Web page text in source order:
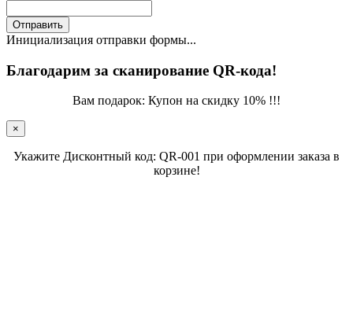
Отправить
Инициализация отправки формы...
Благодарим за сканирование QR-кода!
Вам подарок: Купон на скидку 10% !!!
×
Укажите Дисконтный код: QR-001 при оформлении заказа в
корзине!